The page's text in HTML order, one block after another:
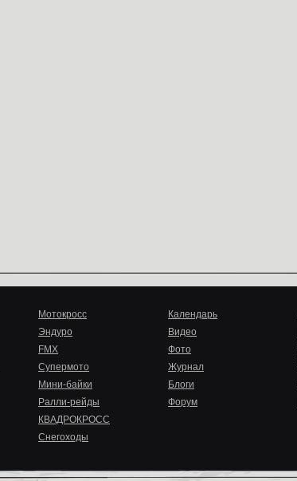
Мотокросс
Эндуро
FMX
Супермото
Мини-байки
Ралли-рейды
КВАДРОКРОСС
Снегоходы
Календарь
Видео
Фото
Журнал
Блоги
Форум